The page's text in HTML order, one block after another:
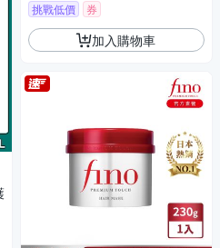
挑戰低價 券
加入購物車